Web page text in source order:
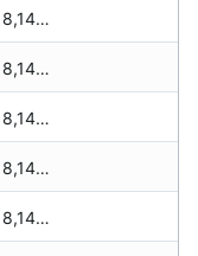
8,147 zł
8,147 zł
8,147 zł
8,147 zł
8,147 zł